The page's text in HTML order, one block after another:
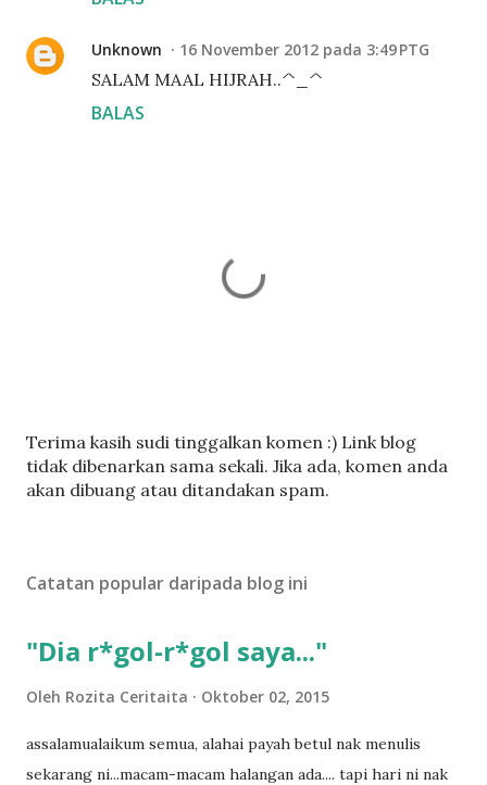
Unknown 16 November 2012 pada 3:49 PTG
SALAM MAAL HIJRAH..^_^
BALAS
C
a
t
l
Terima kasih sudi tinggalkan komen :) Link blog
tidak dibenarkan sama sekali. Jika ada, komen anda
akan dibuang atau ditandakan spam.
Catatan popular daripada blog ini
"Dia r*gol-r*gol saya..."
Oleh Rozita Ceritaita Oktober 02, 2015
assalamualaikum semua, alahai payah betul nak menulis
sekarang ni...macam-macam halangan ada.... tapi hari ni nak